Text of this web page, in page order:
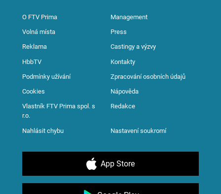
O FTV Prima Management
Volná místa Press
Reklama Castingy a výzvy
HbbTV Kontakty
Podmínky užívání Zpracování osobních údajů
Cookies Nápověda
Vlastník FTV Prima spol. s
r.o.
Redakce
Nahlásit chybu Nastavení soukromí
App Store